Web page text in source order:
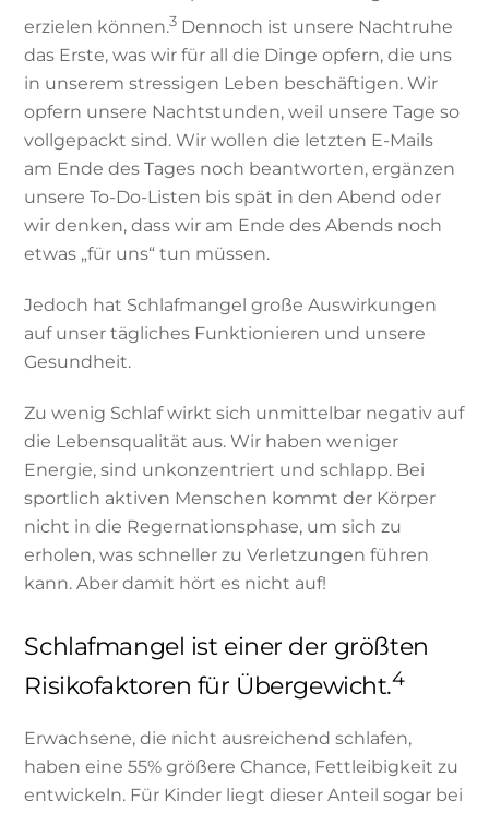
erzielen können.3 Dennoch ist unsere Nachtruhe
das Erste, was wir für all die Dinge opfern, die uns
in unserem stressigen Leben beschäftigen. Wir
opfern unsere Nachtstunden, weil unsere Tage so
vollgepackt sind. Wir wollen die letzten E-Mails
am Ende des Tages noch beantworten, ergänzen
unsere To-Do-Listen bis spät in den Abend oder
wir denken, dass wir am Ende des Abends noch
etwas „für uns“ tun müssen.
Jedoch hat Schlafmangel große Auswirkungen
auf unser tägliches Funktionieren und unsere
Gesundheit.
Zu wenig Schlaf wirkt sich unmittelbar negativ auf
die Lebensqualität aus. Wir haben weniger
Energie, sind unkonzentriert und schlapp. Bei
sportlich aktiven Menschen kommt der Körper
nicht in die Regernationsphase, um sich zu
erholen, was schneller zu Verletzungen führen
kann. Aber damit hört es nicht auf!
Schlafmangel ist einer der größten
Risikofaktoren für Übergewicht.4
Erwachsene, die nicht ausreichend schlafen,
haben eine 55% größere Chance, Fettleibigkeit zu
entwickeln. Für Kinder liegt dieser Anteil sogar bei